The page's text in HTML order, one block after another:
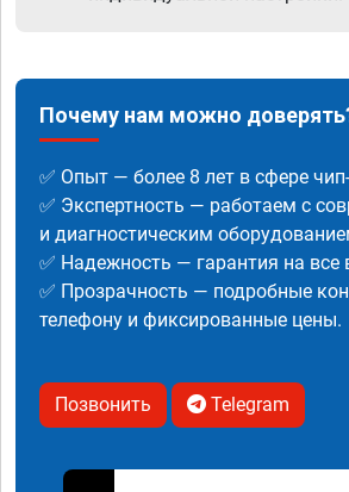
Почему нам можно
✅ Опыт — более 8 лет в сфере
✅ Экспертность — работаем с
и диагностическим
✅ Надежность — гарантия на все
✅ Прозрачность — подробные
телефону и фиксированные цены.
Позвонить Telegram